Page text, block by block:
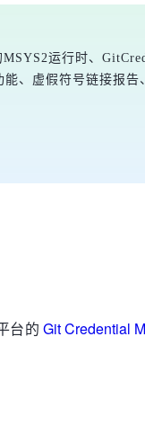
运行时、
虚假符号链接报告
台的Git Credential